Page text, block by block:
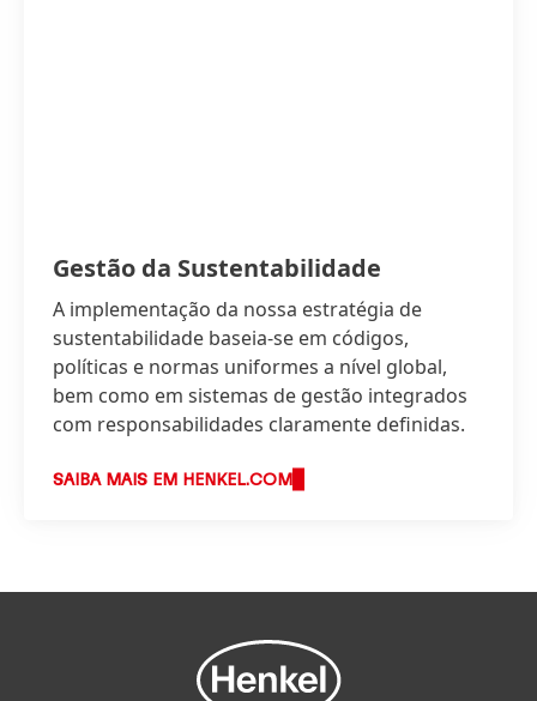
Gestão da Sustentabilidade
A implementação da nossa estratégia de
sustentabilidade baseia-se em códigos,
políticas e normas uniformes a nível global,
bem como em sistemas de gestão integrados
com responsabilidades claramente definidas.
SAIBA MAIS EM HENKEL.COM